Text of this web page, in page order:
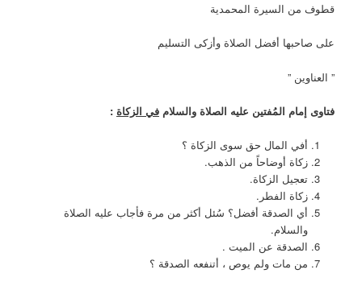
قطوف من السيرة المحمدية
على صاحبها أفضل الصلاة وأزكى التسليم
” العناوين ”
فتاوى إمام المُفتين عليه الصلاة والسلامفي الزكاة :
أفي المال حق سوى الزكاة ؟
زكاة أوضاحاً من الذهب.
تعجيل الزكاة.
زكاة الفطر.
أي الصدقة أفضل؟ سُئل أكثر من مرة فأجاب عليه الصلاة
والسلام.
الصدقة عن الميت .
من مات ولم يوص ، أتنفعه الصدقة ؟